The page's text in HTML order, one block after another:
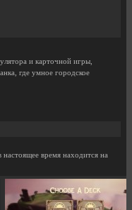
и карточной игры,
где умное городское
время находится на